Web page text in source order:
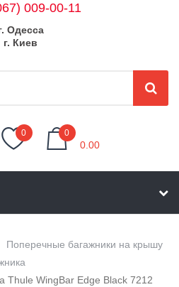
009-00-11
Одесса
г. Киев
0 0
0.00
Поперечные багажники на крышу
Thule WingBar Edge Black 7212